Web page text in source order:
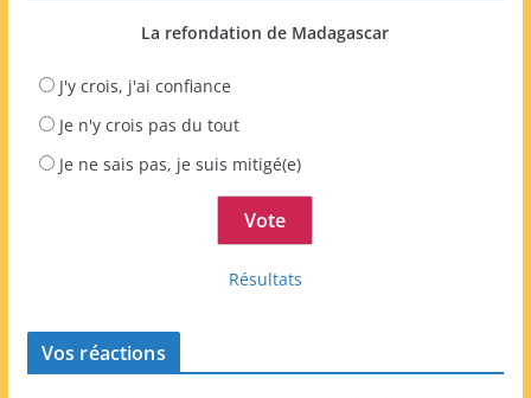
La refondation de Madagascar
J'y crois, j'ai confiance
Je n'y crois pas du tout
Je ne sais pas, je suis mitigé(e)
Résultats
Vos réactions